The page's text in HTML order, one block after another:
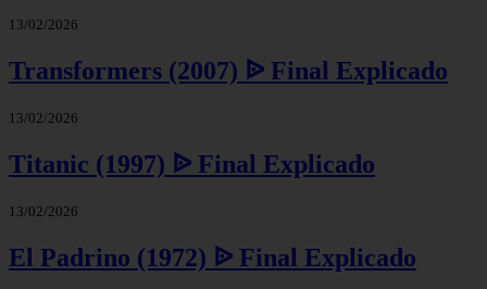
13/02/2026
Transformers (2007) ᐉ Final Explicado
13/02/2026
Titanic (1997) ᐉ Final Explicado
13/02/2026
El Padrino (1972) ᐉ Final Explicado